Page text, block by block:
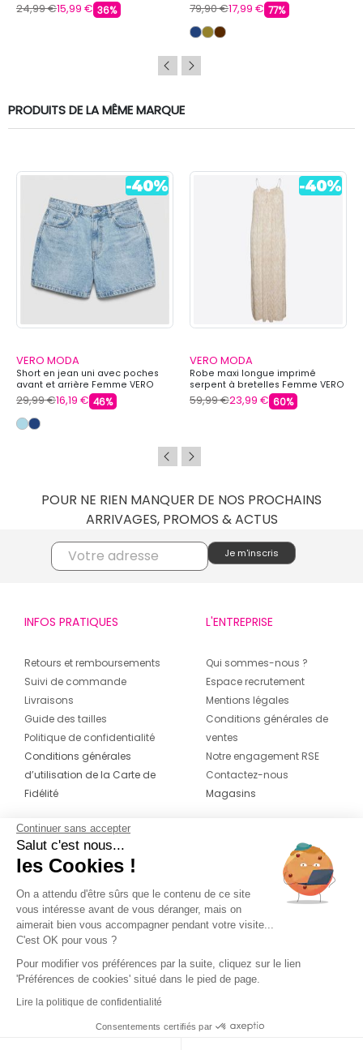
24,99 €15,99 € 36% 79,90 €17,99 € 77%
PRODUITS DE LA MÊME MARQUE
VERO MODA
Short en jean uni avec poches
avant et arrière Femme VERO
MODA
29,99 €16,19 € 46%
VERO MODA
Robe maxi longue imprimé
serpent à bretelles Femme VERO
MODA
59,99 €23,99 € 60%
POUR NE RIEN MANQUER DE NOS PROCHAINS
ARRIVAGES, PROMOS & ACTUS
INFOS PRATIQUES
Retours et remboursements
Suivi de commande
Livraisons
Guide des tailles
Politique de confidentialité
Conditions générales
d’utilisation de la Carte de
Fidélité
L'ENTREPRISE
Qui sommes-nous ?
Espace recrutement
Mentions légales
Conditions générales de
ventes
Notre engagement RSE
Contactez-nous
Magasins
CONTACT
04 42 20 78 42
Du lundi au jeudi de 8h30 à 16h30 & le
vendredi de 8h30 à 15h30
Continuer sans accepter
Salut c'est nous...
les Cookies !
On a attendu d'être sûrs que le contenu de ce site
vous intéresse avant de vous déranger, mais on
aimerait bien vous accompagner pendant votre visite...
C'est OK pour vous ?
Pour modifier vos préférences par la suite, cliquez sur le lien
'Préférences de cookies' situé dans le pied de page.
Lire la politique de confidentialité
Consentements certifiés par